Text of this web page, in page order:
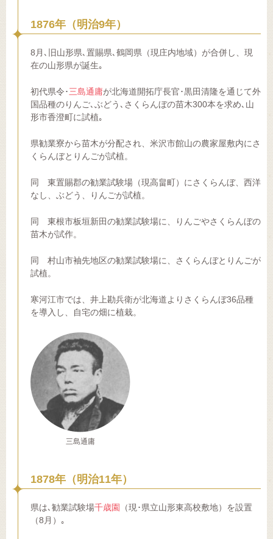
1876年（明治9年）
8月､旧山形県､置賜県､鶴岡県（現庄内地域）が合併し、現
在の山形県が誕生｡
初代県令･三島通庸が北海道開拓庁長官･黒田清隆を通じて外
国品種のりんご､ぶどう､さくらんぼの苗木300本を求め､山
形市香澄町に試植｡
県勧業寮から苗木が分配され、米沢市館山の農家屋敷内にさ
くらんぼとりんごが試植。
同 東置賜郡の勧業試験場（現高畠町）にさくらんぼ、西洋
なし、ぶどう、りんごが試植。
同 東根市板垣新田の勧業試験場に、りんごやさくらんぼの
苗木が試作。
同 村山市袖先地区の勧業試験場に、さくらんぼとりんごが
試植。
寒河江市では、井上勘兵衛が北海道よりさくらんぼ36品種
を導入し、自宅の畑に植栽。
三島通庸
1878年（明治11年）
県は､勧業試験場千歳園
（現･県立山形東高校敷地）を設置
（8月）｡